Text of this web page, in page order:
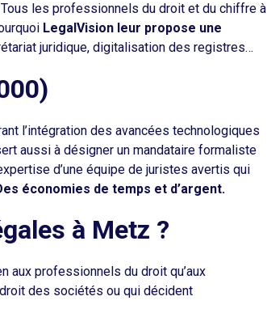
les professionnels du droit et du chiffre à
LegalVision leur propose une
juridique, digitalisation des registres…
l’intégration des avancées technologiques
aussi à désigner un mandataire formaliste
d’une équipe de juristes avertis qui
économies de temps et d’argent.
à Metz ?
aux professionnels du droit qu’aux
des sociétés ou qui décident